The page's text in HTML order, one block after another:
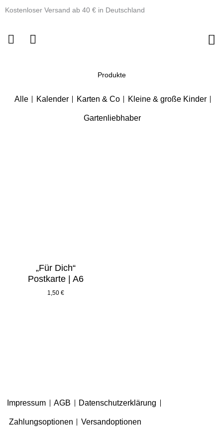
Kostenloser Versand ab 40 € in Deutschland
Produkte
Alle Kalender Karten & Co Kleine & große Kinder
Gartenliebhaber
„Für Dich“
Postkarte | A6
1,50 €
Impressum AGB Datenschutzerklärung
Zahlungsoptionen Versandoptionen